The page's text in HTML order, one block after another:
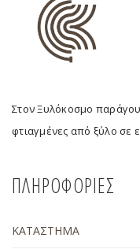
Στον Ξυλόκοσμο
φτιαγμένες από ξύλο σε
ΠΛΗΡΟΦΟΡΙΕΣ
ΚΑΤΑΣΤΗΜΑ